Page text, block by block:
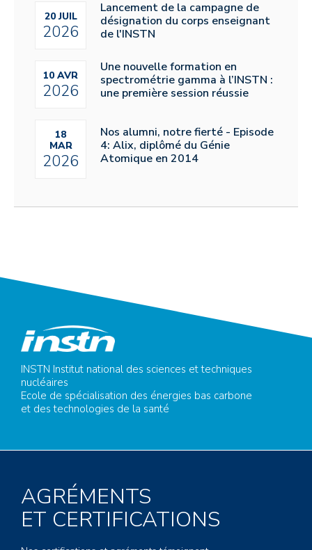
20 JUIL
2026
Lancement de la campagne de
désignation du corps enseignant
de l'INSTN
10 AVR
2026
Une nouvelle formation en
spectrométrie gamma à l’INSTN :
une première session réussie
18
MAR
2026
Nos alumni, notre fierté - Episode
4: Alix, diplômé du Génie
Atomique en 2014
INSTN Institut national des sciences et techniques
nucléaires
Ecole de spécialisation des énergies bas carbone
et des technologies de la santé
AGRÉMENTS
ET CERTIFICATIONS